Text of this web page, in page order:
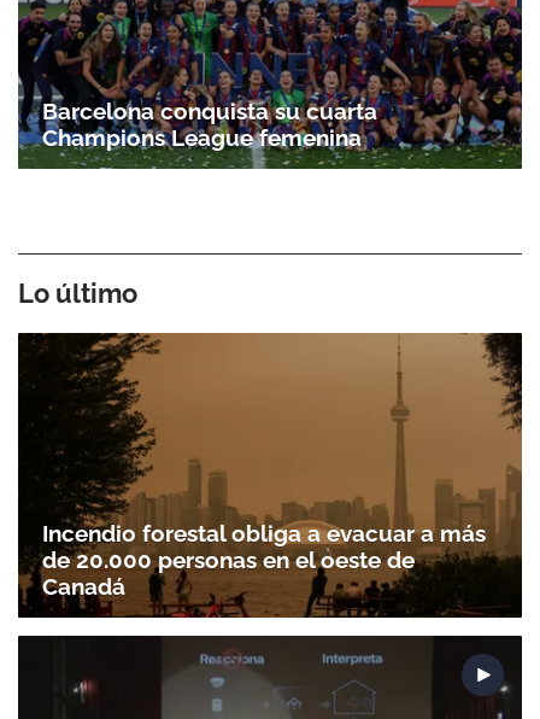
Barcelona conquista su cuarta
Champions League femenina
Lo último
Incendio forestal obliga a evacuar a más
de 20.000 personas en el oeste de
Canadá